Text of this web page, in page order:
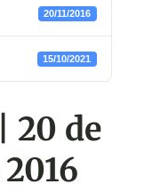
20/11/2016
15/10/2021
20 de